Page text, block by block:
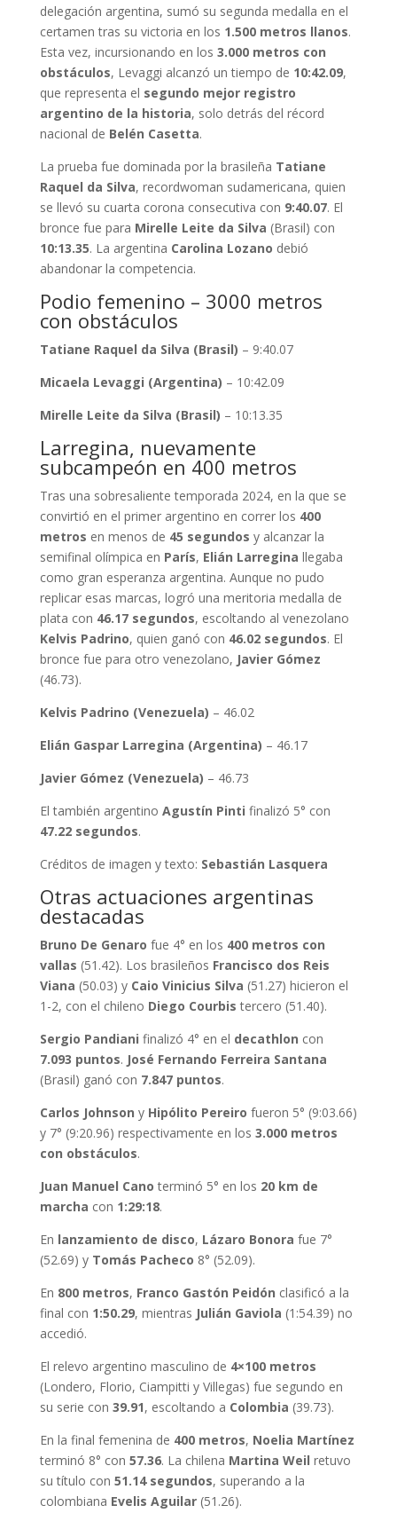
delegación argentina, sumó su segunda medalla en el
certamen tras su victoria en los 1.500 metros llanos.
Esta vez, incursionando en los 3.000 metros con
obstáculos, Levaggi alcanzó un tiempo de 10:42.09,
que representa el segundo mejor registro
argentino de la historia, solo detrás del récord
nacional de Belén Casetta.
La prueba fue dominada por la brasileña Tatiane
Raquel da Silva, recordwoman sudamericana, quien
se llevó su cuarta corona consecutiva con 9:40.07. El
bronce fue para Mirelle Leite da Silva (Brasil) con
10:13.35. La argentina Carolina Lozano debió
abandonar la competencia.
Podio femenino – 3000 metros
con obstáculos
Tatiane Raquel da Silva (Brasil) – 9:40.07
Micaela Levaggi (Argentina) – 10:42.09
Mirelle Leite da Silva (Brasil) – 10:13.35
Larregina, nuevamente
subcampeón en 400 metros
Tras una sobresaliente temporada 2024, en la que se
convirtió en el primer argentino en correr los 400
metros en menos de 45 segundos y alcanzar la
semifinal olímpica en París, Elián Larregina llegaba
como gran esperanza argentina. Aunque no pudo
replicar esas marcas, logró una meritoria medalla de
plata con 46.17 segundos, escoltando al venezolano
Kelvis Padrino, quien ganó con 46.02 segundos. El
bronce fue para otro venezolano, Javier Gómez
(46.73).
Kelvis Padrino (Venezuela) – 46.02
Elián Gaspar Larregina (Argentina) – 46.17
Javier Gómez (Venezuela) – 46.73
El también argentino Agustín Pinti finalizó 5° con
47.22 segundos.
Créditos de imagen y texto: Sebastián Lasquera
Otras actuaciones argentinas
destacadas
Bruno De Genaro fue 4° en los 400 metros con
vallas (51.42). Los brasileños Francisco dos Reis
Viana (50.03) y Caio Vinicius Silva (51.27) hicieron el
1-2, con el chileno Diego Courbis tercero (51.40).
Sergio Pandiani finalizó 4° en el decathlon con
7.093 puntos. José Fernando Ferreira Santana
(Brasil) ganó con 7.847 puntos.
Carlos Johnson y Hipólito Pereiro fueron 5° (9:03.66)
y 7° (9:20.96) respectivamente en los 3.000 metros
con obstáculos.
Juan Manuel Cano terminó 5° en los 20 km de
marcha con 1:29:18.
En lanzamiento de disco, Lázaro Bonora fue 7°
(52.69) y Tomás Pacheco 8° (52.09).
En 800 metros, Franco Gastón Peidón clasificó a la
final con 1:50.29, mientras Julián Gaviola (1:54.39) no
accedió.
El relevo argentino masculino de 4×100 metros
(Londero, Florio, Ciampitti y Villegas) fue segundo en
su serie con 39.91, escoltando a Colombia (39.73).
En la final femenina de 400 metros, Noelia Martínez
terminó 8° con 57.36. La chilena Martina Weil retuvo
su título con 51.14 segundos, superando a la
colombiana Evelis Aguilar(51.26).